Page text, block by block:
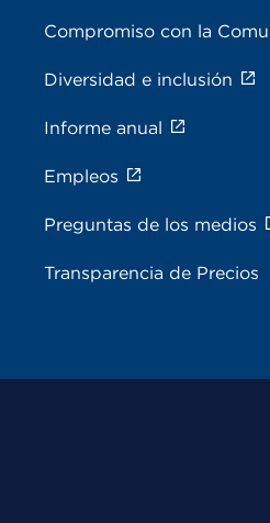
Compromiso con la
Diversidad e inclusión
Informe anual
Empleos
Preguntas de los medios
Transparencia de Precios